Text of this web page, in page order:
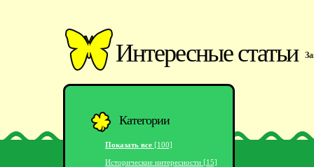
Интересные статьи
Категории
Показать все [100]
Исторические интересности [15]